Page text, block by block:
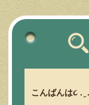
こんばんは૮ .